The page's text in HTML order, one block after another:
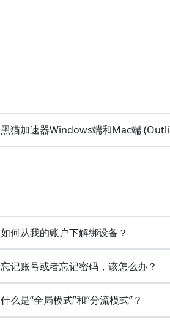
黑猫加速器Windows端和Mac端
如何从我的账户下解绑设备？
忘记账号或者忘记密码，该怎么办？
什么是“全局模式”和“分流模式”？